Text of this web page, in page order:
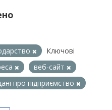
Ключові
веб-сайт
про підприємство